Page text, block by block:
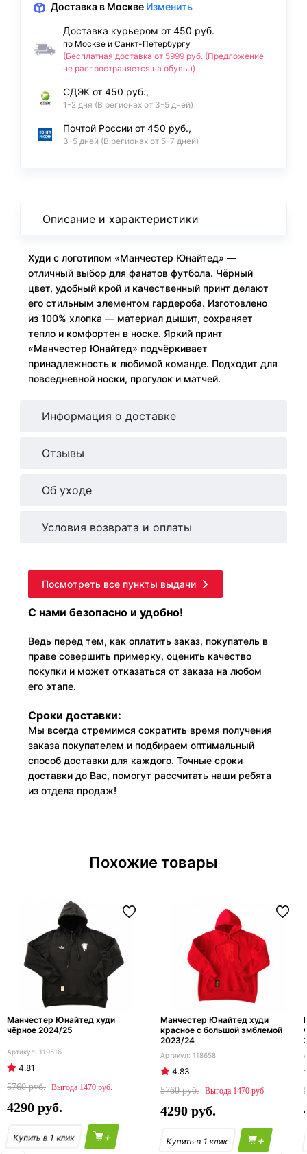
Доставка в Москве Изменить
Доставка курьером от 450 руб.
по Москве и Санкт-Петербургу
(Бесплатная доставка от 5999 руб. (Предложение
не распространяется на обувь.))
СДЭК от 450 руб.,
1-2 дня (В регионах от 3-5 дней)
Почтой России от 450 руб.,
3-5 дней (В регионах от 5-7 дней)
Описание и характеристики
Худи с логотипом «Манчестер Юнайтед» —
отличный выбор для фанатов футбола. Чёрный
цвет, удобный крой и качественный принт делают
его стильным элементом гардероба. Изготовлено
из 100% хлопка — материал дышит, сохраняет
тепло и комфортен в носке. Яркий принт
«Манчестер Юнайтед» подчёркивает
принадлежность к любимой команде. Подходит для
повседневной носки, прогулок и матчей.
Информация о доставке
Отзывы
Об уходе
Условия возврата и оплаты
Посмотреть все пункты выдачи
С нами безопасно и удобно!
Ведь перед тем, как оплатить заказ, покупатель в
праве совершить примерку, оценить качество
покупки и может отказаться от заказа на любом
его этапе.
Сроки доставки:
Мы всегда стремимся сократить время получения
заказа покупателем и подбираем оптимальный
способ доставки для каждого. Точные сроки
доставки до Вас, помогут рассчитать наши ребята
из отдела продаж!
Похожие товары
Манчестер Юнайтед худи
чёрное 2024/25
119516
4.81
5760
1470
4290
+
Манчестер Юнайтед худи
красное с большой эмблемой
2023/24
118658
4.83
5760
1470
4290
+